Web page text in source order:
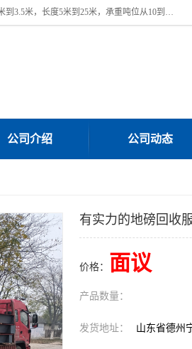
本公司常年出售回收二手地磅，回收出售二手地磅。 近期本公司回收大量二手地磅，型号齐全，宽度从2米到3.5米，长度5米到25米，承重吨位从10到200吨，成色7—9成新。 ? 使用年限6个月至2年，产品来源于个人闲置品，工矿企业停用品，因小换大而来。 精准度和新的一样， 二手地磅是内行人的选择，打个电话就省钱朋友您好等什么
公司介绍 公司动态
有实力的地磅回收
价格： 面议
产品数量：
发货地址： 山东省德州